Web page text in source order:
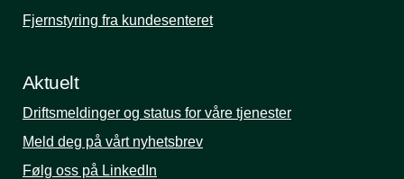
Fjernstyring fra kundesenteret
Aktuelt
Driftsmeldinger og status for våre tjenester
Meld deg på vårt nyhetsbrev
Følg oss på LinkedIn